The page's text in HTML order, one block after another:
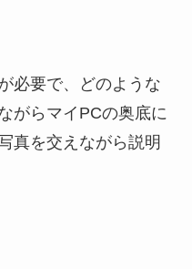
必要で、どのような
がらマイPCの奥底に
真を交えながら説明